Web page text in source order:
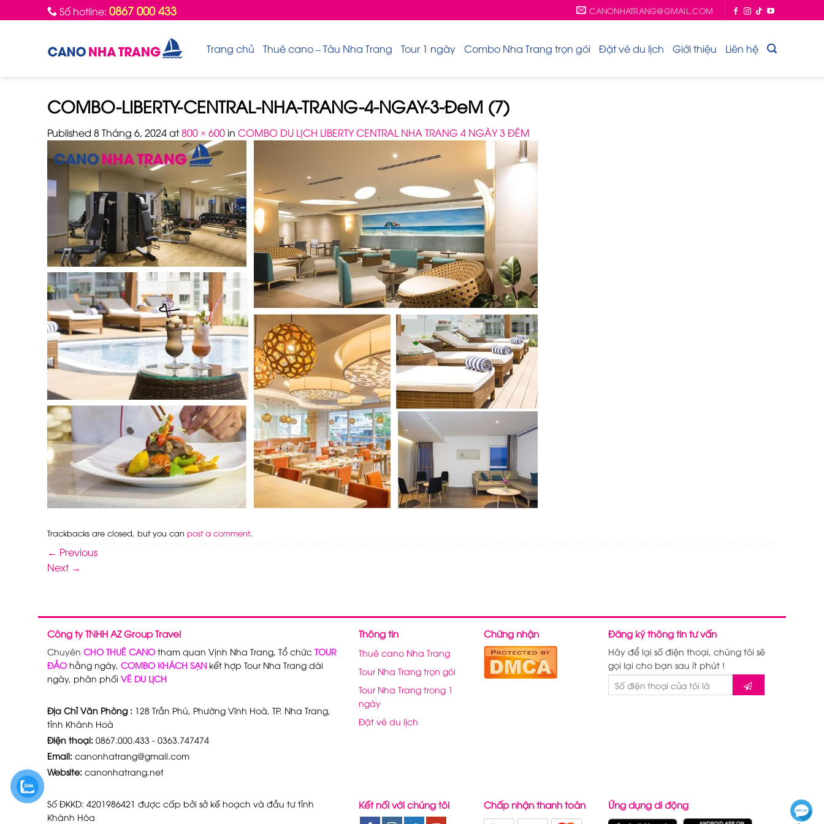
to
Số hotline: 0867 000 433 CANONHATRANG@GMAIL.COM
Trang chủ Thuê cano – Tàu Nha Trang Tour 1 ngày Combo Nha Trang trọn gói Đặt vé du lịch Giới thiệu Liên hệ
COMBO-LIBERTY-CENTRAL-NHA-TRANG-4-NGAY-3-ĐeM (7)
Published 8 Tháng 6, 2024at800 × 600 in COMBO DU LỊCH LIBERTY CENTRAL NHA TRANG 4 NGÀY 3 ĐÊM
Trackbacks are closed, but you can post a comment.
← Previous
Next →
Công ty TNHH AZ Group Travel
Chuyên CHO THUÊ CANO tham quan Vịnh Nha Trang, Tổ chức TOUR
ĐẢO hằng ngày, COMBO KHÁCH SẠN kết hợp Tour Nha Trang dài
ngày, phân phối VÉ DU LỊCH
Địa Chỉ Văn Phòng : 128 Trần Phú, Phường Vĩnh Hoà, TP. Nha Trang,
tỉnh Khánh Hoà
Điện thoại: 0867.000.433 - 0363.747474
Email: canonhatrang@gmail.com
Website: canonhatrang.net
Thông tin
Thuê cano Nha Trang
Tour Nha Trang trọn gói
Tour Nha Trang trong 1
ngày
Đặt vé du lịch
Chứng nhận Đăng ký thông tin tư vấn
Hãy để lại số điện thoại, chúng tôi sẽ
gọi lại cho bạn sau ít phút !
Số ĐKKD: 4201986421 được cấp bởi sở kế hoạch và đầu tư tỉnh
Khánh Hòa
Kết nối với chúng tôi Chấp nhận thanh toán Ứng dụng di động